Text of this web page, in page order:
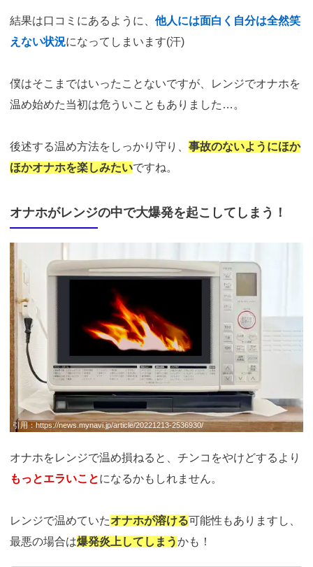
結果は口コミにあるように、 他人には面白く自分は全然笑
えない状況になってしまいます(汗)
僕はそこまではいったことないですが、レンジでオナホを
温め始めた当初は危ういこともありました…。
後述する温め方法をしっかり守り、 事故のないようにほか
ほかオナホを楽しみたいですね。
オナホがレンジの中で大爆発を起こしてしまう！
引用：https://news.mynavi.jp/article/20221213-2536930/
オナホをレンジで温め損ねると、チンコをやけどするより
もっとエラいことになるかもしれません。
レンジで温めていたオナホが溶ける可能性もありますし、
最悪の場合は爆発炎上してしまうかも！